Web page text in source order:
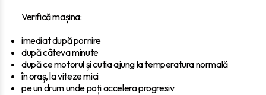
Verifică mașina:
imediat după pornire
după câteva minute
după ce motorul și cutia ajung la temperatura normală
în oraș, la viteze mici
pe un drum unde poți accelera progresiv